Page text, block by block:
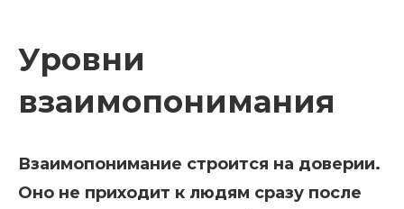
Уровни
взаимопонимания
Взаимопонимание строится на доверии.
Оно не приходит к людям сразу после